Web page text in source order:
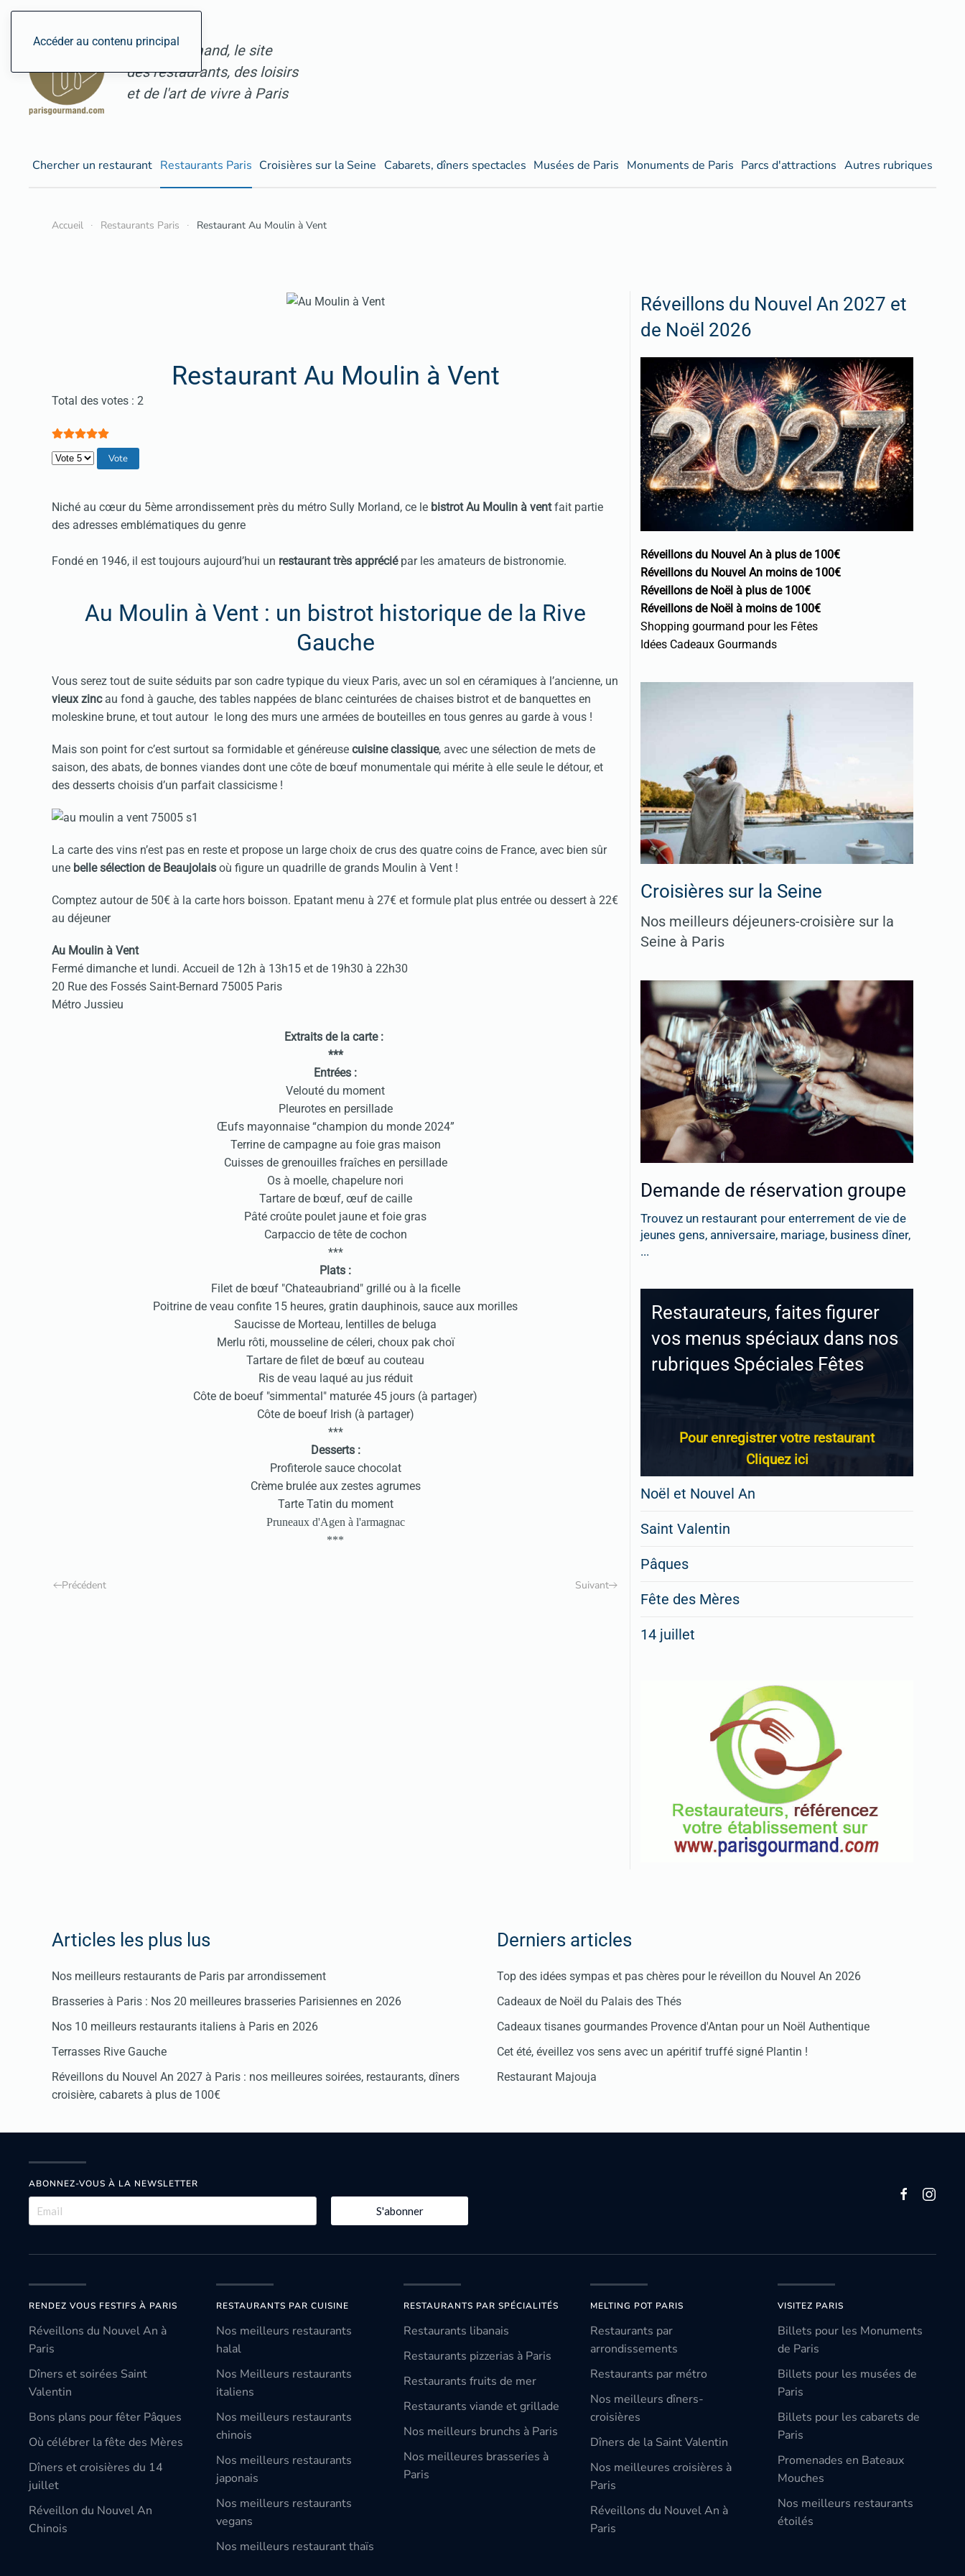
Accéder au contenu principal
ParisGourmand, le site
des restaurants, des loisirs
et de l'art de vivre à Paris
Chercher un restaurant Restaurants Paris Croisières sur la Seine Cabarets, dîners spectacles Musées de Paris Monuments de Paris Parcs d'attractions Autres rubriques
Accueil Restaurants Paris Restaurant Au Moulin à Vent
Restaurant Au Moulin à Vent
Vote utilisateur:5/
Total des votes : 2
Veuillez voter
Niché au cœur du 5ème arrondissement près du métro Sully Morland, ce le bistrot Au Moulin à ventfait partie
des adresses emblématiques du genre
Fondé en 1946, il est toujours aujourd’hui un restaurant très appréciépar les amateurs de bistronomie.
Au Moulin à Vent : un bistrot historique de la Rive
Gauche
Vous serez tout de suite séduits par son cadre typique du vieux Paris, avec un sol en céramiques à l’ancienne, un
vieux zincau fond à gauche, des tables nappées de blanc ceinturées de chaises bistrot et de banquettes en
moleskine brune, et tout autour le long des murs une armées de bouteilles en tous genres au garde à vous !
Mais son point for c’est surtout sa formidable et généreuse cuisine classique, avec une sélection de mets de
saison, des abats, de bonnes viandes dont une côte de bœuf monumentale qui mérite à elle seule le détour, et
des desserts choisis d’un parfait classicisme !
La carte des vins n’est pas en reste et propose un large choix de crus des quatre coins de France, avec bien sûr
une belle sélection de Beaujolais où figure un quadrille de grands Moulin à Vent !
Comptez autour de 50€ à la carte hors boisson. Epatant menu à 27€ et formule plat plus entrée ou dessert à 22€
au déjeuner
Au Moulin à Vent
Fermé dimanche et lundi. Accueil de 12h à 13h15 et de 19h30 à 22h30
20 Rue des Fossés Saint-Bernard 75005 Paris
Métro Jussieu
Extraits de la carte :
***
Entrées :
Velouté du moment
Pleurotes en persillade
Œufs mayonnaise “champion du monde 2024”
Terrine de campagne au foie gras maison
Cuisses de grenouilles fraîches en persillade
Os à moelle, chapelure nori
Tartare de bœuf, œuf de caille
Pâté croûte poulet jaune et foie gras
Carpaccio de tête de cochon
***
Plats :
Filet de bœuf "Chateaubriand" grillé ou à la ficelle
Poitrine de veau confite 15 heures, gratin dauphinois, sauce aux morilles
Saucisse de Morteau, lentilles de beluga
Merlu rôti, mousseline de céleri, choux pak choï
Tartare de filet de bœuf au couteau
Ris de veau laqué au jus réduit
Côte de boeuf "simmental" maturée 45 jours (à partager)
Côte de boeuf Irish (à partager)
***
Desserts :
Profiterole sauce chocolat
Crème brulée aux zestes agrumes
Tarte Tatin du moment
Pruneaux d'Agen à l'armagnac
***
Précédent Suivant
Réveillons du Nouvel An 2027 et
de Noël 2026
Réveillons du Nouvel An à plus de 100€
Réveillons du Nouvel An moins de 100€
Réveillons de Noël à plus de 100€
Réveillons de Noël à moins de 100€
Shopping gourmand pour les Fêtes
Idées Cadeaux Gourmands
Croisières sur la Seine
Nos meilleurs déjeuners-croisière sur la
Seine à Paris
Demande de réservation groupe
Trouvez un restaurant pour enterrement de vie de
jeunes gens, anniversaire, mariage, business dîner,
...
Restaurateurs, faites figurer
vos menus spéciaux dans nos
rubriques Spéciales Fêtes
Pour enregistrer votre restaurant
Cliquez ici
Noël et Nouvel An
Saint Valentin
Pâques
Fête des Mères
14 juillet
Articles les plus lus
Nos meilleurs restaurants de Paris par arrondissement
Brasseries à Paris : Nos 20 meilleures brasseries Parisiennes en 2026
Nos 10 meilleurs restaurants italiens à Paris en 2026
Terrasses Rive Gauche
Réveillons du Nouvel An 2027 à Paris : nos meilleures soirées, restaurants, dîners
croisière, cabarets à plus de 100€
Derniers articles
Top des idées sympas et pas chères pour le réveillon du Nouvel An 2026
Cadeaux de Noël du Palais des Thés
Cadeaux tisanes gourmandes Provence d'Antan pour un Noël Authentique
Cet été, éveillez vos sens avec un apéritif truffé signé Plantin !
Restaurant Majouja
ABONNEZ-VOUS À LA NEWSLETTER
S'abonner
RENDEZ VOUS FESTIFS À PARIS
Réveillons du Nouvel An à
Paris
Dîners et soirées Saint
Valentin
Bons plans pour fêter Pâques
Où célébrer la fête des Mères
Dîners et croisières du 14
juillet
Réveillon du Nouvel An
Chinois
RESTAURANTS PAR CUISINE
Nos meilleurs restaurants
halal
Nos Meilleurs restaurants
italiens
Nos meilleurs restaurants
chinois
Nos meilleurs restaurants
japonais
Nos meilleurs restaurants
vegans
Nos meilleurs restaurant thaïs
RESTAURANTS PAR SPÉCIALITÉS
Restaurants libanais
Restaurants pizzerias à Paris
Restaurants fruits de mer
Restaurants viande et grillade
Nos meilleurs brunchs à Paris
Nos meilleures brasseries à
Paris
MELTING POT PARIS
Restaurants par
arrondissements
Restaurants par métro
Nos meilleurs dîners-
croisières
Dîners de la Saint Valentin
Nos meilleures croisières à
Paris
Réveillons du Nouvel An à
Paris
VISITEZ PARIS
Billets pour les Monuments
de Paris
Billets pour les musées de
Paris
Billets pour les cabarets de
Paris
Promenades en Bateaux
Mouches
Nos meilleurs restaurants
étoilés